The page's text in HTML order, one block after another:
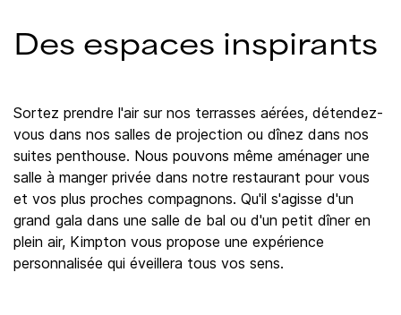
Des espaces inspirants
Sortez prendre l'air sur nos terrasses aérées, détendez-
vous dans nos salles de projection ou dînez dans nos
suites penthouse. Nous pouvons même aménager une
salle à manger privée dans notre restaurant pour vous
et vos plus proches compagnons. Qu'il s'agisse d'un
grand gala dans une salle de bal ou d'un petit dîner en
plein air, Kimpton vous propose une expérience
personnalisée qui éveillera tous vos sens.